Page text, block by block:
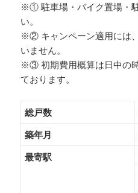
※① 駐車場・バイク置場・
い。
※② キャンペーン適用には
いません。
※③ 初期費用概算は日中の
ております。
総戸数
築年月
最寄駅